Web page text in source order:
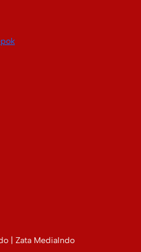
| Zata MediaIndo